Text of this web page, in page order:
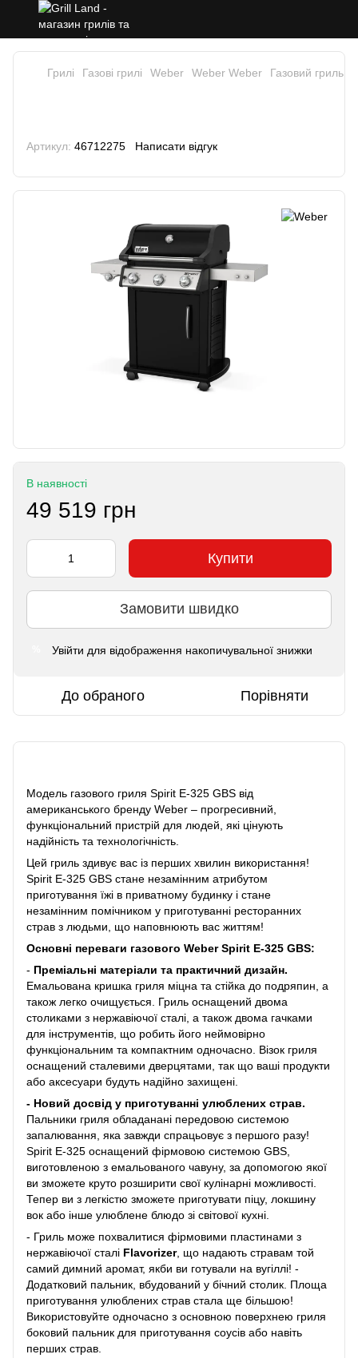
Грилі Газові грилі Weber Weber Weber Газовий гриль
Артикул: 46712275 Написати відгук
В наявності
49 519 грн
Купити
Замовити швидко
Увійти для відображення накопичувальної знижки
До обраного Порівняти
Модель газового гриля Spirit E-325 GBS від
американського бренду Weber – прогресивний,
функціональний пристрій для людей, які цінують
надійність та технологічність.
Цей гриль здивує вас із перших хвилин використання!
Spirit E-325 GBS стане незамінним атрибутом
приготування їжі в приватному будинку і стане
незамінним помічником у приготуванні ресторанних
страв з людьми, що наповнюють вас життям!
Основні переваги газового Weber Spirit E-325 GBS:
- Преміальні матеріали та практичний дизайн.
Емальована кришка гриля міцна та стійка до подряпин, а
також легко очищується. Гриль оснащений двома
столиками з нержавіючої сталі, а також двома гачками
для інструментів, що робить його неймовірно
функціональним та компактним одночасно. Візок гриля
оснащений сталевими дверцятами, так що ваші продукти
або аксесуари будуть надійно захищені.
- Новий досвід у приготуванні улюблених страв.
Пальники гриля обладанані передовою системою
запалювання, яка завжди спрацьовує з першого разу!
Spirit E-325 оснащений фірмовою системою GBS,
виготовленою з емальованого чавуну, за допомогою якої
ви зможете круто розширити свої кулінарні можливості.
Тепер ви з легкістю зможете приготувати піцу, локшину
вок або інше улюблене блюдо зі світової кухні.
- Гриль може похвалитися фірмовими пластинами з
нержавіючої сталі Flavorizer, що надають стравам той
самий димний аромат, якби ви готували на вугіллі! -
Додатковий пальник, вбудований у бічний столик. Площа
приготування улюблених страв стала ще більшою!
Використовуйте одночасно з основною поверхнею гриля
боковий пальник для приготування соусів або навіть
перших страв.